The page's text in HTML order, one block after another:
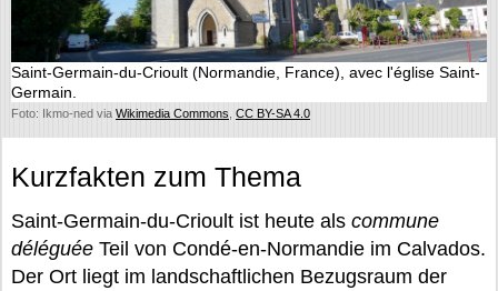
Saint-Germain-du-Crioult (Normandie, France), avec l'église Saint-
Germain.
Foto: Ikmo-ned via Wikimedia Commons CC BY-SA 4.0
Kurzfakten zum Thema
Saint-Germain-du-Crioult ist heute als commune
déléguée Teil von Condé-en-Normandie im Calvados.
Der Ort liegt im landschaftlichen Bezugsraum der